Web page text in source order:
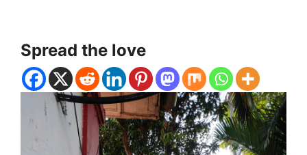
Spread the love